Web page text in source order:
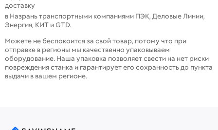
доставку
в Назрань транспортными компаниями ПЭК, Деловые Линии,
Энергия, КИТ и GTD.
Можете не беспокоится за свой товар, потому что при
отправке в регионы мы качественно упаковываем
оборудование. Наша упаковка позволяет свести на нет риски
повреждения станка и гарантирует его сохранность до пункта
выдачи в вашем регионе.